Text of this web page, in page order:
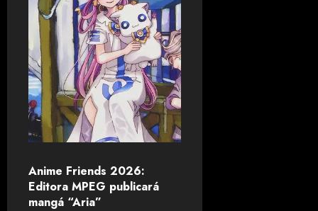
Anime Friends 2026:
Editora MPEG publicará
mangá “Aria”